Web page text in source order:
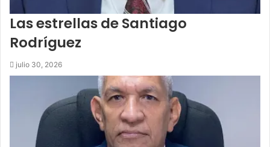
Las estrellas de Santiago
Rodríguez
julio 30, 2026